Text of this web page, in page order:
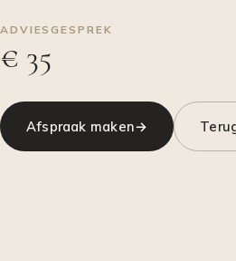
ADVIESGESPREK
€ 35
Afspraak maken→